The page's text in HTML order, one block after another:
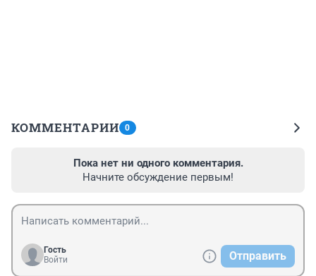
КОММЕНТАРИИ 0
Пока нет ни одного комментария.
Начните обсуждение первым!
Гость
Войти
Отправить